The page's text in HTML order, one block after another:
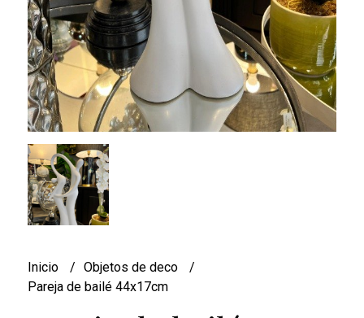
Inicio
Objetos de deco
Pareja de bailé 44x17cm